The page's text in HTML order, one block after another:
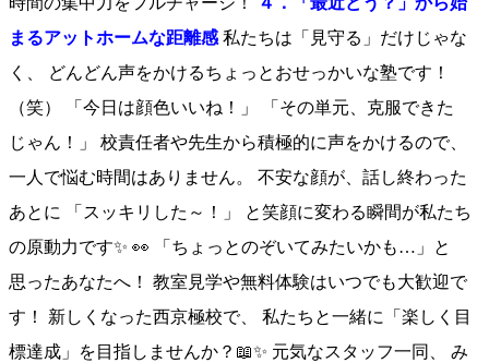
まるアットホームな距離感私たちは「見守る」だけじゃな
く、 どんどん声をかけるちょっとおせっかいな塾です！
（笑） 「今日は顔色いいね！」 「その単元、克服できた
じゃん！」 校責任者や先生から積極的に声をかけるので、
一人で悩む時間はありません。 不安な顔が、話し終わった
あとに 「スッキリした～！」 と笑顔に変わる瞬間が私たち
の原動力です✨ 👀 「ちょっとのぞいてみたいかも…」と
思ったあなたへ！ 教室見学や無料体験はいつでも大歓迎で
す！ 新しくなった西京極校で、 私たちと一緒に「楽しく目
標達成」を目指しませんか？📖✨ 元気なスタッフ一同、 み